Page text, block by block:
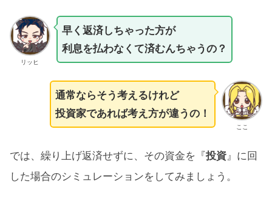
リッヒ
早く返済しちゃった方が
利息を払わなくて済むんちゃうの？
ここ
通常ならそう考えるけれど
投資家であれば考え方が違うの！
では、繰り上げ返済せずに、その資金を『投資 』に回
した場合のシミュレーションをしてみましょう。